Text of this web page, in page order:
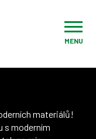
MENU
materiálů!
s moderním